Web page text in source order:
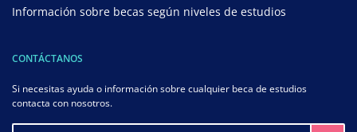
Información sobre becas según niveles de estudios
CONTÁCTANOS
Si necesitas ayuda o información sobre cualquier beca de estudios
contacta con nosotros.